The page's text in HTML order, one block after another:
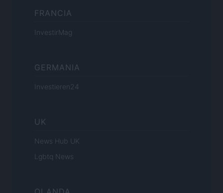
FRANCIA
InvestirMag
GERMANIA
Investieren24
UK
News Hub UK
Lgbtq News